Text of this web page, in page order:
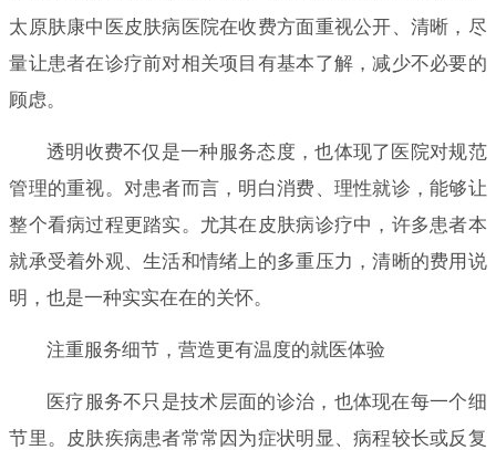
太原肤康中医皮肤病医院在收费方面重视公开、清晰，尽
量让患者在诊疗前对相关项目有基本了解，减少不必要的
顾虑。
透明收费不仅是一种服务态度，也体现了医院对规范
管理的重视。对患者而言，明白消费、理性就诊，能够让
整个看病过程更踏实。尤其在皮肤病诊疗中，许多患者本
就承受着外观、生活和情绪上的多重压力，清晰的费用说
明，也是一种实实在在的关怀。
注重服务细节，营造更有温度的就医体验
医疗服务不只是技术层面的诊治，也体现在每一个细
节里。皮肤疾病患者常常因为症状明显、病程较长或反复